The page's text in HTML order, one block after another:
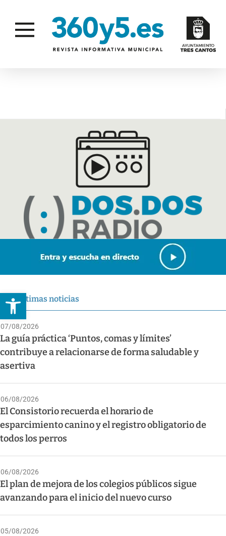
Abrir barra de herramientas
Últimas noticias
07/08/2026
La guía práctica ‘Puntos, comas y límites’
contribuye a relacionarse de forma saludable y
asertiva
06/08/2026
El Consistorio recuerda el horario de
esparcimiento canino y el registro obligatorio de
todos los perros
06/08/2026
El plan de mejora de los colegios públicos sigue
avanzando para el inicio del nuevo curso
05/08/2026